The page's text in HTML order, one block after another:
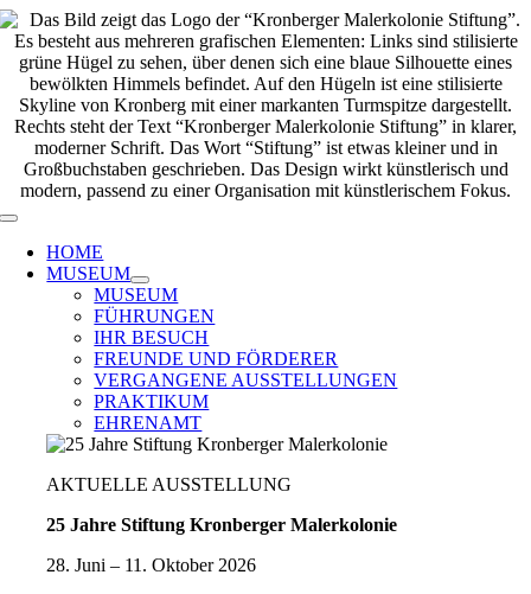
Zum
Inhalt
springen
Toggle
Navigation
HOME
MUSEUM
MUSEUM
FÜHRUNGEN
IHR BESUCH
FREUNDE UND FÖRDERER
VERGANGENE AUSSTELLUNGEN
PRAKTIKUM
EHRENAMT
AKTUELLE AUSSTELLUNG
25 Jahre Stiftung Kronberger Malerkolonie
28. Juni – 11. Oktober 2026